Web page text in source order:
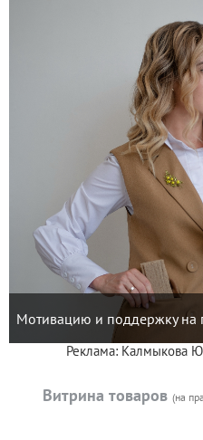
Мотивацию и поддержку на
Реклама: Калмыкова
Витрина товаров (на